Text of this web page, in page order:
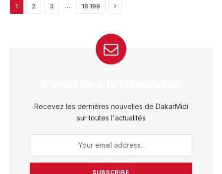
1 2 3 … 18 199 Next
Recevez les dernières nouvelles de DakarMidi
sur toutes l'actualités